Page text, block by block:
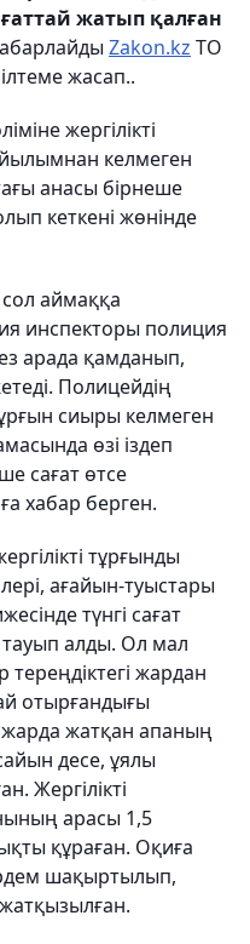
жатып қалған
Zakon.kz ТО
жасап..
жергілікті
келмеген
анасы бірнеше
кеткені жөнінде
аймаққа
инспекторы полиция
арада қамданып,
Полицейдің
сиыры келмеген
өзі іздеп
сағат өтсе
хабар берген.
тұрғынды
ағайын-туыстары
түнгі сағат
алды. Ол мал
жардан
отырғандығы
жатқан апаның
десе, ұялы
Жергілікті
арасы 1,5
құраған. Оқиға
шақыртылып,